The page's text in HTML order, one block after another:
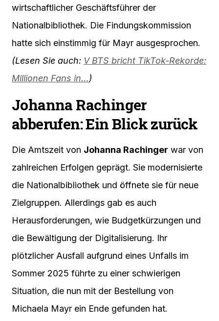
wirtschaftlicher Geschäftsführer der
Nationalbibliothek. Die Findungskommission
hatte sich einstimmig für Mayr ausgesprochen.
(Lesen Sie auch: V BTS bricht TikTok-Rekorde:
Millionen Fans in…)
Johanna Rachinger
abberufen: Ein Blick zurück
Die Amtszeit von Johanna Rachinger war von
zahlreichen Erfolgen geprägt. Sie modernisierte
die Nationalbibliothek und öffnete sie für neue
Zielgruppen. Allerdings gab es auch
Herausforderungen, wie Budgetkürzungen und
die Bewältigung der Digitalisierung. Ihr
plötzlicher Ausfall aufgrund eines Unfalls im
Sommer 2025 führte zu einer schwierigen
Situation, die nun mit der Bestellung von
Michaela Mayr ein Ende gefunden hat.